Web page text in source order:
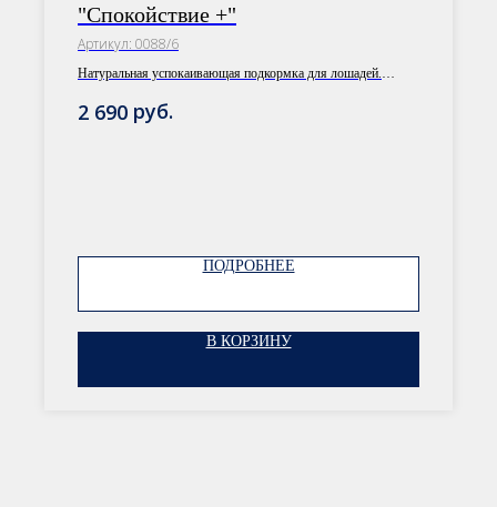
"Спокойствие +"
Артикул: 0088/6
Натуральная успокаивающая подкормка для лошадей.
2 690 руб.
ПОДРОБНЕЕ
В КОРЗИНУ
Наши менеджеры подберут
сбалансированный рацион, подходящий
именно вашей лошади
консультацию», вы даетесогласие на